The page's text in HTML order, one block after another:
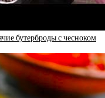
бутерброды с чесноком